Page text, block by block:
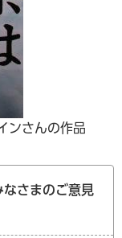
ンさんの作品
さまのご意見